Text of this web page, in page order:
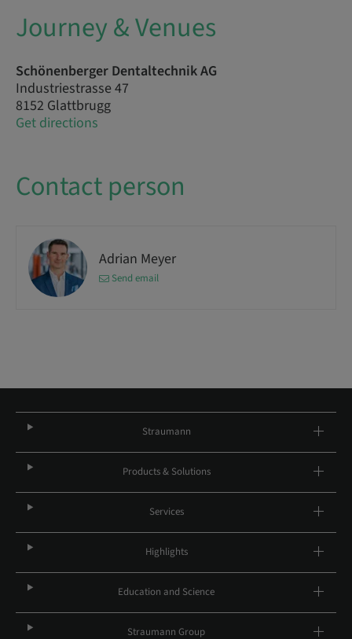
Journey & Venues
Schönenberger Dentaltechnik AG
Industriestrasse 47
8152 Glattbrugg
Get directions
Contact person
Adrian Meyer
Send email
Straumann
Products & Solutions
Services
Highlights
Education and Science
Straumann Group